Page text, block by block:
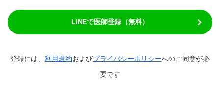
LINEで医師登録（無料）
登録には、 利用規約およびプライバシーポリシーへのご同意が必
要です